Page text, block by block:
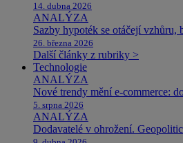
14. dubna 2026
ANALÝZA
Sazby hypoték se otáčejí vzhůru,
26. března 2026
Další články z rubriky >
Technologie
ANALÝZA
Nové trendy mění e-commerce:
5. srpna 2026
ANALÝZA
Dodavatelé v ohrožení.